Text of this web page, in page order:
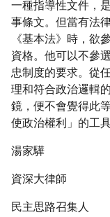
一種指導性文件，
事條文。但當有法
《基本法》時，欲
資格。他可以不參
忠制度的要求。從
理和符合政治邏輯
鏡，便不會覺得此
使政治權利」的工具
湯家驊
資深大律師
民主思路召集人